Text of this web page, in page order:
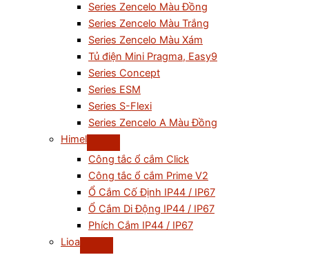
Series Zencelo Màu Đồng
Series Zencelo Màu Trắng
Series Zencelo Màu Xám
Tủ điện Mini Pragma, Easy9
Series Concept
Series ESM
Series S-Flexi
Series Zencelo A Màu Đồng
Himel
Công tắc ổ cắm Click
Công tắc ổ cắm Prime V2
Ổ Cắm Cố Định IP44 / IP67
Ổ Cắm Di Động IP44 / IP67
Phích Cắm IP44 / IP67
Lioa